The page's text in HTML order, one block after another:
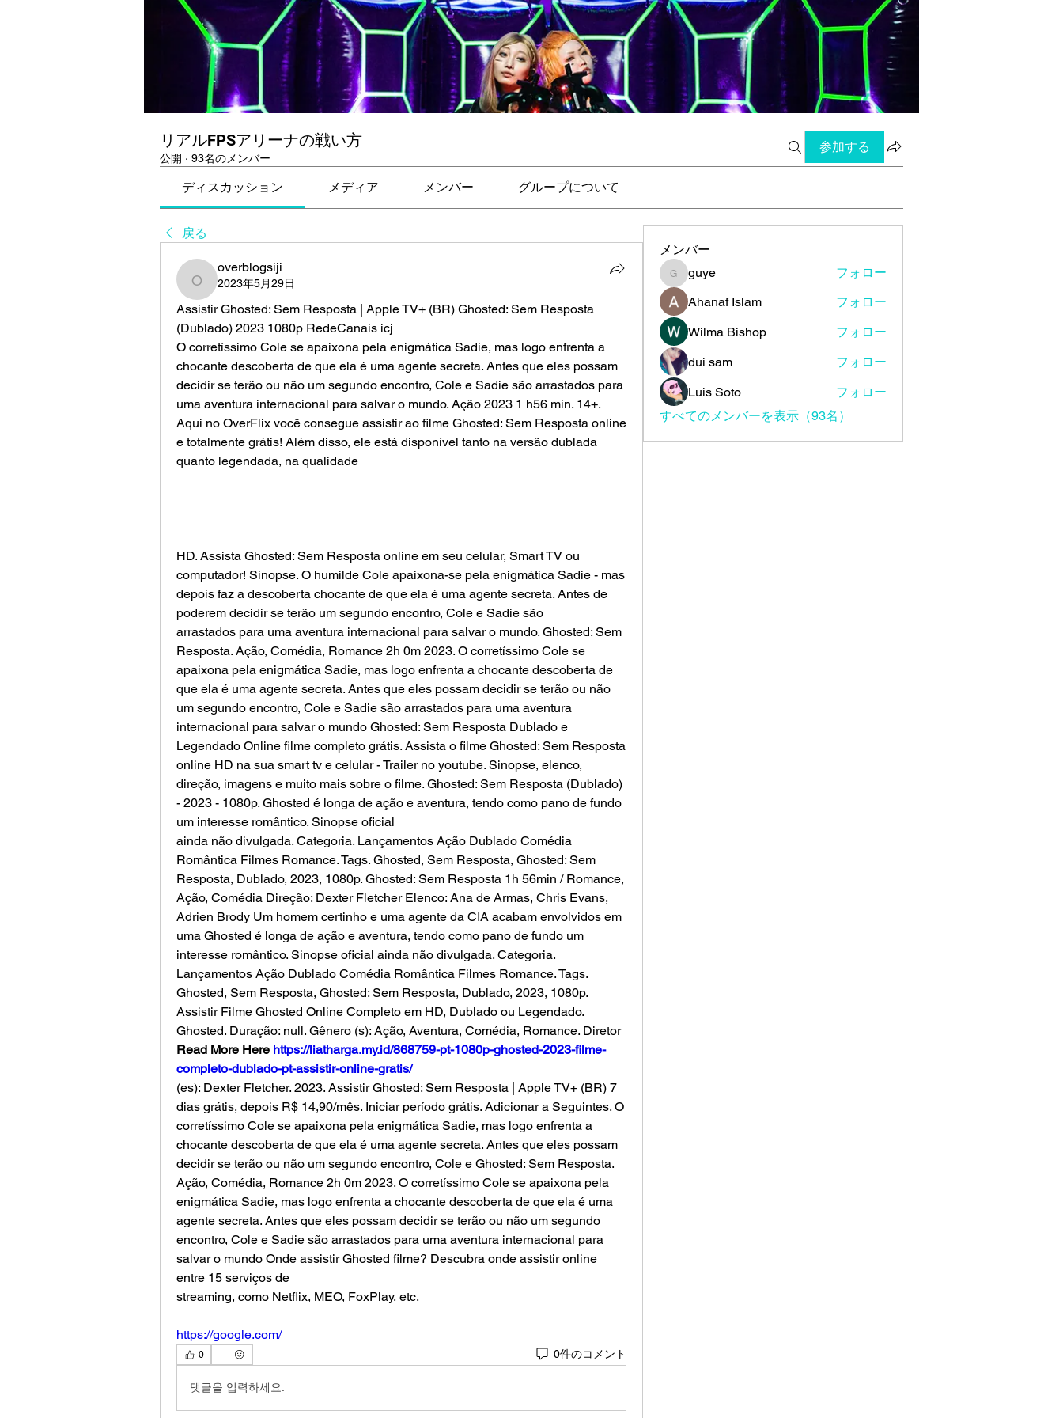
リアルFPSアリーナの戦い方
公開 · 93名のメンバー
参加する
ディスカッション メディア メンバー グループについて
戻る
overblogsiji
overblogsiji
2023年5月29日
Assistir Ghosted: Sem Resposta | Apple TV+ (BR) Ghosted: Sem Resposta
(Dublado) 2023 1080p RedeCanais icj
O corretíssimo Cole se apaixona pela enigmática Sadie, mas logo enfrenta a
chocante descoberta de que ela é uma agente secreta. Antes que eles possam
decidir se terão ou não um segundo encontro, Cole e Sadie são arrastados para
uma aventura internacional para salvar o mundo. Ação 2023 1 h56 min. 14+.
Aqui no OverFlix você consegue assistir ao filme Ghosted: Sem Resposta online
e totalmente grátis! Além disso, ele está disponível tanto na versão dublada
quanto legendada, na qualidade
HD. Assista Ghosted: Sem Resposta online em seu celular, Smart TV ou
computador! Sinopse. O humilde Cole apaixona-se pela enigmática Sadie - mas
depois faz a descoberta chocante de que ela é uma agente secreta. Antes de
poderem decidir se terão um segundo encontro, Cole e Sadie são
arrastados para uma aventura internacional para salvar o mundo. Ghosted: Sem
Resposta. Ação, Comédia, Romance 2h 0m 2023. O corretíssimo Cole se
apaixona pela enigmática Sadie, mas logo enfrenta a chocante descoberta de
que ela é uma agente secreta. Antes que eles possam decidir se terão ou não
um segundo encontro, Cole e Sadie são arrastados para uma aventura
internacional para salvar o mundo Ghosted: Sem Resposta Dublado e
Legendado Online filme completo grátis. Assista o filme Ghosted: Sem Resposta
online HD na sua smart tv e celular - Trailer no youtube. Sinopse, elenco,
direção, imagens e muito mais sobre o filme. Ghosted: Sem Resposta (Dublado)
- 2023 - 1080p. Ghosted é longa de ação e aventura, tendo como pano de fundo
um interesse romântico. Sinopse oficial
ainda não divulgada. Categoria. Lançamentos Ação Dublado Comédia
Romântica Filmes Romance. Tags. Ghosted, Sem Resposta, Ghosted: Sem
Resposta, Dublado, 2023, 1080p. Ghosted: Sem Resposta 1h 56min / Romance,
Ação, Comédia Direção: Dexter Fletcher Elenco: Ana de Armas, Chris Evans,
Adrien Brody Um homem certinho e uma agente da CIA acabam envolvidos em
uma Ghosted é longa de ação e aventura, tendo como pano de fundo um
interesse romântico. Sinopse oficial ainda não divulgada. Categoria.
Lançamentos Ação Dublado Comédia Romântica Filmes Romance. Tags.
Ghosted, Sem Resposta, Ghosted: Sem Resposta, Dublado, 2023, 1080p.
Assistir Filme Ghosted Online Completo em HD, Dublado ou Legendado.
Ghosted. Duração: null. Gênero (s): Ação, Aventura, Comédia, Romance. Diretor
Read More Here https://liatharga.my.id/868759-pt-1080p-ghosted-2023-filme-
completo-dublado-pt-assistir-online-gratis/
(es): Dexter Fletcher. 2023. Assistir Ghosted: Sem Resposta | Apple TV+ (BR) 7
dias grátis, depois R$ 14,90/mês. Iniciar período grátis. Adicionar a Seguintes. O
corretíssimo Cole se apaixona pela enigmática Sadie, mas logo enfrenta a
chocante descoberta de que ela é uma agente secreta. Antes que eles possam
decidir se terão ou não um segundo encontro, Cole e Ghosted: Sem Resposta.
Ação, Comédia, Romance 2h 0m 2023. O corretíssimo Cole se apaixona pela
enigmática Sadie, mas logo enfrenta a chocante descoberta de que ela é uma
agente secreta. Antes que eles possam decidir se terão ou não um segundo
encontro, Cole e Sadie são arrastados para uma aventura internacional para
salvar o mundo Onde assistir Ghosted filme? Descubra onde assistir online
entre 15 serviços de
streaming, como Netflix, MEO, FoxPlay, etc.
https://google.com/
0 0件のコメント
댓글을 입력하세요.
メンバー
guye
guye
フォロー
Ahanaf Islam
フォロー
Wilma Bishop
フォロー
dui sam
フォロー
Luis Soto
フォロー
すべてのメンバーを表示（93名）